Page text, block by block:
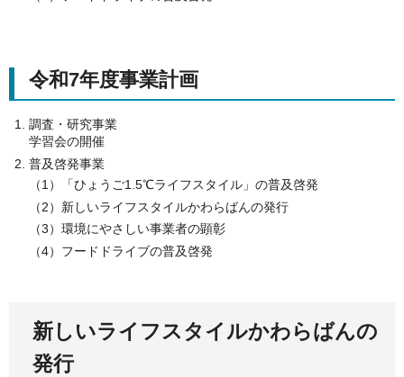
令和7年度事業計画
調査・研究事業
学習会の開催
普及啓発事業
（1）「ひょうご1.5℃ライフスタイル」の普及啓発
（2）新しいライフスタイルかわらばんの発行
（3）環境にやさしい事業者の顕彰
（4）フードドライブの普及啓発
新しいライフスタイルかわらばんの
発行